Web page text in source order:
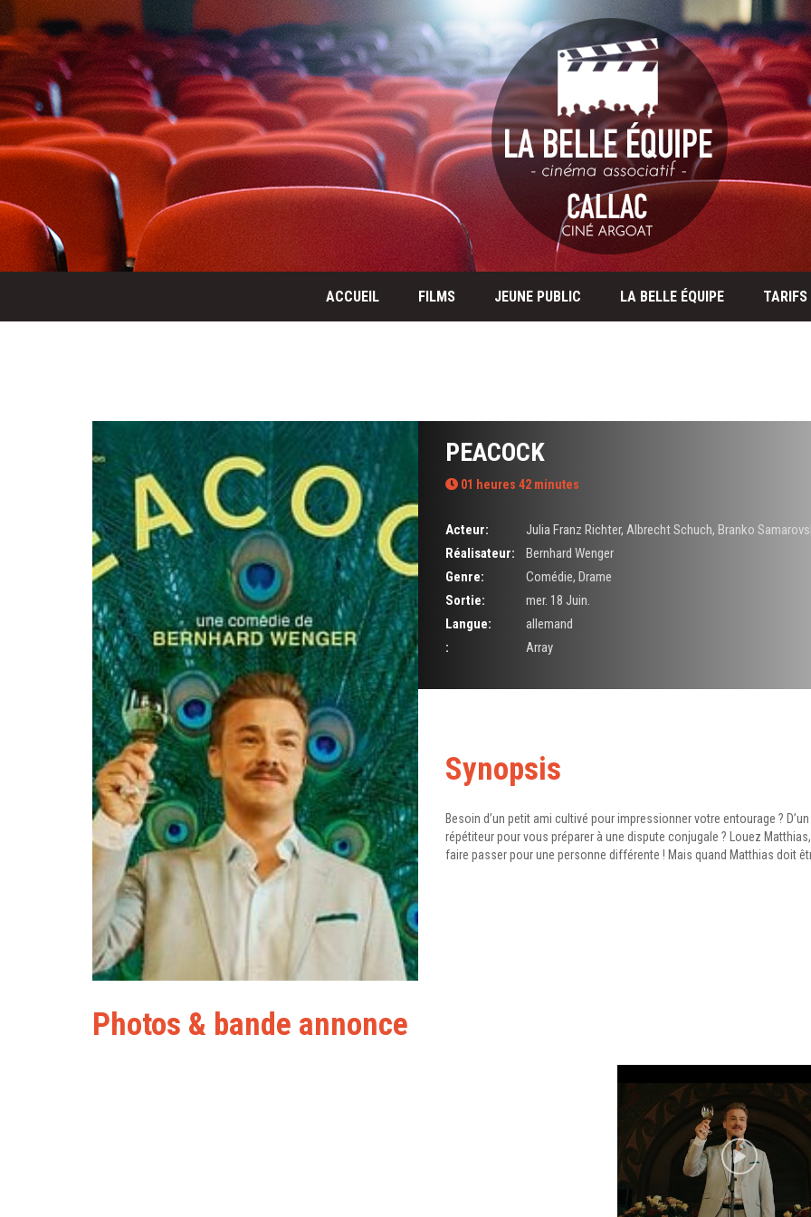
ACCUEIL FILMS JEUNE PUBLIC LA BELLE ÉQUIPE TARIFS
PEACOCK
01 heures 42 minutes
Acteur: Julia Franz Richter, Albrecht Schuch, Branko
Réalisateur:
Bernhard Wenger
Genre:
Comédie, Drame
Sortie:
mer. 18 Juin.
Langue:
allemand
:
Array
Synopsis
Besoin d’un petit ami cultivé pour impressionner votre entourage ?
répétiteur pour vous préparer à une dispute conjugale ? Louez
faire passer pour une personne différente ! Mais quand Matthias doit
Photos & bande annonce